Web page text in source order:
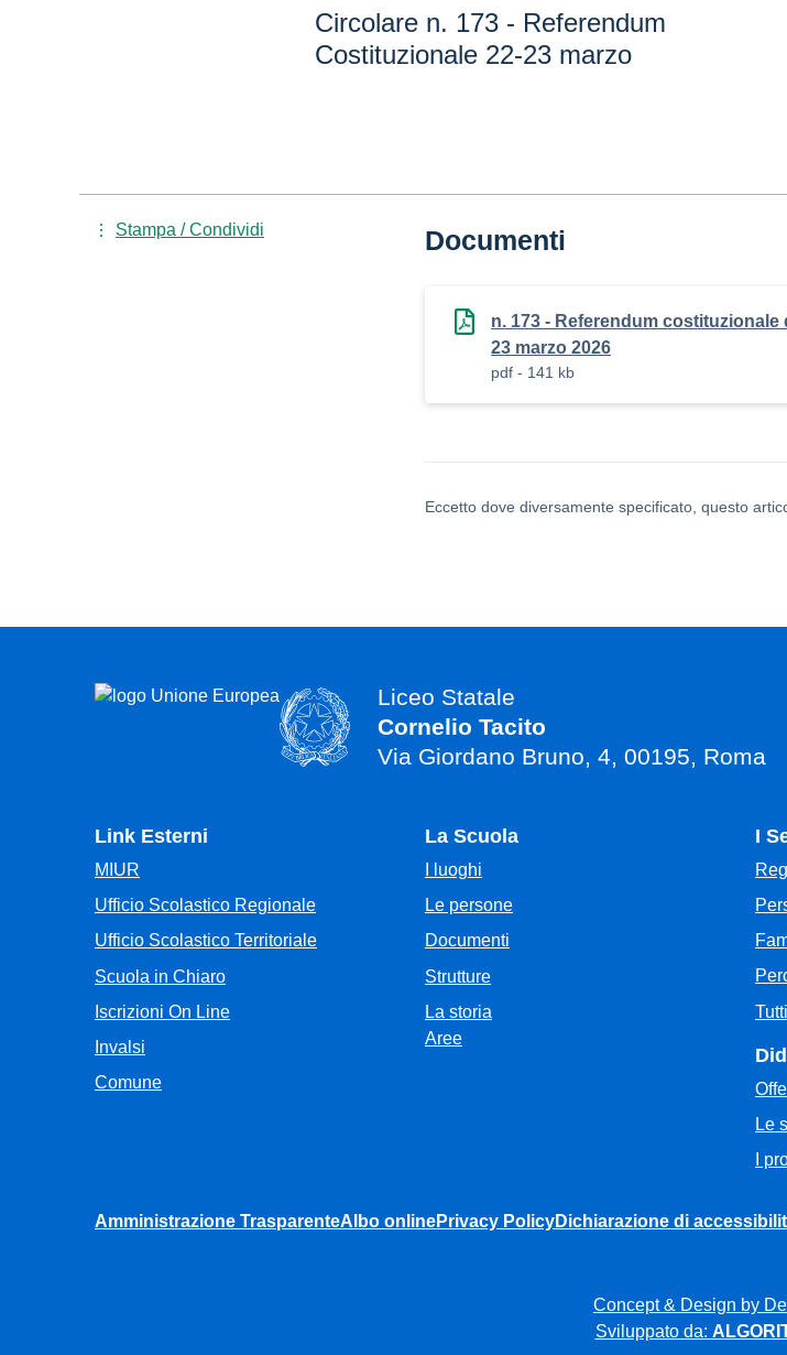
Circolare n. 173 - Referendum
Costituzionale 22-23 marzo
Documenti
n. 173 - Referendum costituzionale
23 marzo 2026
pdf - 141 kb
Eccetto dove diversamente specificato, questo
Stampa / Condividi
Liceo Statale
Cornelio Tacito
Via Giordano Bruno, 4, 00195, Roma
Link Esterni
MIUR
Ufficio Scolastico Regionale
Ufficio Scolastico Territoriale
Scuola in Chiaro
Iscrizioni On Line
Invalsi
Comune
La Scuola
I luoghi
Le persone
Documenti
Strutture
La storia
Aree
I
Le
I
Amministrazione TrasparenteAlbo onlinePrivacy PolicyDichiarazione di
Concept & Design by
Sviluppato da: